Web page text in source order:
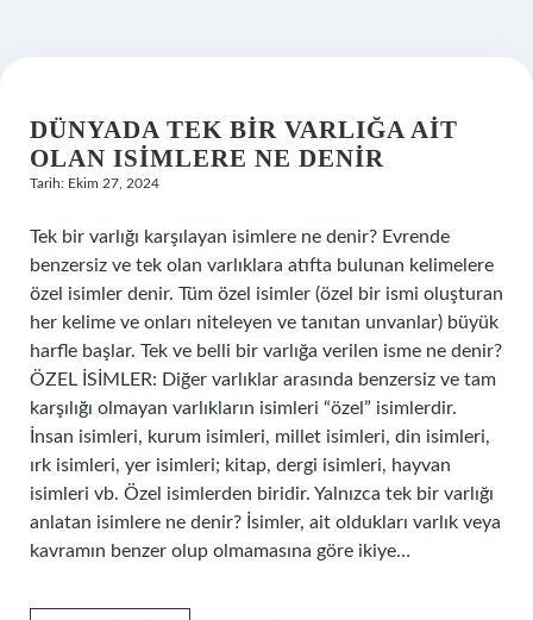
DÜNYADA TEK BIR VARLIĞA AIT
OLAN ISIMLERE NE DENIR
Tarih: Ekim 27, 2024
Tek bir varlığı karşılayan isimlere ne denir? Evrende
benzersiz ve tek olan varlıklara atıfta bulunan kelimelere
özel isimler denir. Tüm özel isimler (özel bir ismi oluşturan
her kelime ve onları niteleyen ve tanıtan unvanlar) büyük
harfle başlar. Tek ve belli bir varlığa verilen isme ne denir?
ÖZEL İSİMLER: Diğer varlıklar arasında benzersiz ve tam
karşılığı olmayan varlıkların isimleri “özel” isimlerdir.
İnsan isimleri, kurum isimleri, millet isimleri, din isimleri,
ırk isimleri, yer isimleri; kitap, dergi isimleri, hayvan
isimleri vb. Özel isimlerden biridir. Yalnızca tek bir varlığı
anlatan isimlere ne denir? İsimler, ait oldukları varlık veya
kavramın benzer olup olmamasına göre ikiye…